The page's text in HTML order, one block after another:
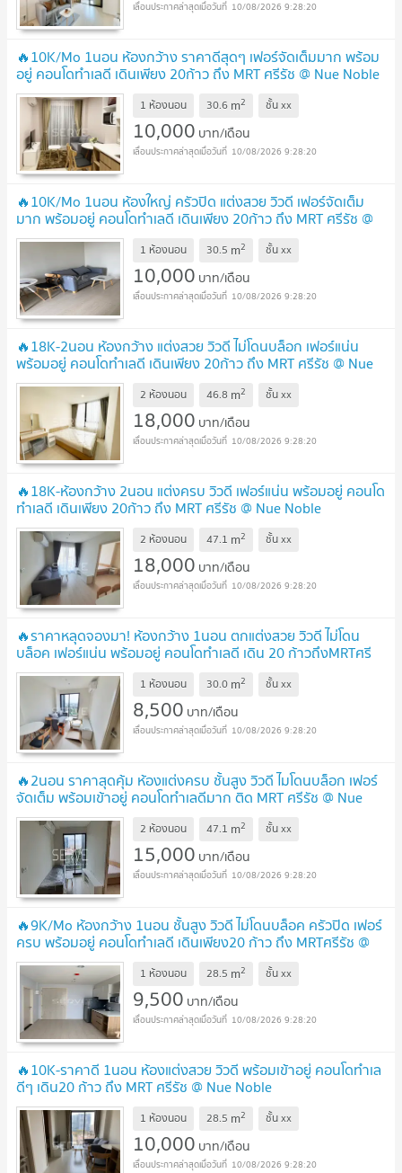
10/08/2026 9:28:20
🔥10K/Mo 1นอน ห้องกว้าง ราคาดีสุดๆ เฟอร์จัดเต็มมาก พร้อม
อยู่ คอนโดทำเลดี เดินเพียง 20ก้าว ถึง MRT ศรีรัช @ Nue Noble
Chaengwattana
1 ห้องนอน 30.6 m2 ชั้นxx
10,000 บาท/เดือน
10/08/2026 9:28:20
🔥10K/Mo 1นอน ห้องใหญ่ ครัวปิด แต่งสวย วิวดี เฟอร์จัดเต็ม
มาก พร้อมอยู่ คอนโดทำเลดี เดินเพียง 20ก้าว ถึง MRT ศรีรัช @
Nue Noble Chaengwattana
1 ห้องนอน 30.5 m2 ชั้นxx
10,000 บาท/เดือน
10/08/2026 9:28:20
🔥18K-2นอน ห้องกว้าง แต่งสวย วิวดี ไม่โดนบล็อก เฟอร์แน่น
พร้อมอยู่ คอนโดทำเลดี เดินเพียง 20ก้าว ถึง MRT ศรีรัช @ Nue
Noble Chaengwattana
2 ห้องนอน 46.8 m2 ชั้นxx
18,000 บาท/เดือน
10/08/2026 9:28:20
🔥18K-ห้องกว้าง 2นอน แต่งครบ วิวดี เฟอร์แน่น พร้อมอยู่ คอนโด
ทำเลดี เดินเพียง 20ก้าว ถึง MRT ศรีรัช @ Nue Noble
Chaengwattana
2 ห้องนอน 47.1 m2 ชั้นxx
18,000 บาท/เดือน
10/08/2026 9:28:20
🔥ราคาหลุดจองมา! ห้องกว้าง 1นอน ตกแต่งสวย วิวดี ไม่โดน
บล็อค เฟอร์แน่น พร้อมอยู่ คอนโดทำเลดี เดิน 20 ก้าวถึงMRTศรี
รัช @ Nue Noble Chaengwattana
1 ห้องนอน 30.0 m2 ชั้นxx
8,500 บาท/เดือน
10/08/2026 9:28:20
🔥2นอน ราคาสุดคุ้ม ห้องแต่งครบ ชั้นสูง วิวดี ไมโดนบล็อก เฟอร์
จัดเต็ม พร้อมเข้าอยู่ คอนโดทำเลดีมาก ติด MRT ศรีรัช @ Nue
Noble Chaengwattana
2 ห้องนอน 47.1 m2 ชั้นxx
15,000 บาท/เดือน
10/08/2026 9:28:20
🔥9K/Mo ห้องกว้าง 1นอน ชั้นสูง วิวดี ไม่โดนบล็อค ครัวปิด เฟอร์
ครบ พร้อมอยู่ คอนโดทำเลดี เดินเพียง20 ก้าว ถึง MRTศรีรัช @
Nue Noble Chaengwattana
1 ห้องนอน 28.5 m2 ชั้นxx
9,500 บาท/เดือน
10/08/2026 9:28:20
🔥10K-ราคาดี 1นอน ห้องแต่งสวย วิวดี พร้อมเข้าอยู่ คอนโดทำเล
ดีๆ เดิน20 ก้าว ถึง MRT ศรีรัช @ Nue Noble
Chaengwattana
1 ห้องนอน 28.5 m2 ชั้นxx
10,000 บาท/เดือน
10/08/2026 9:28:20